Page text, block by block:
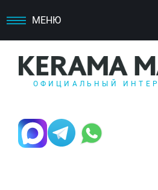
МЕНЮ
ОФИЦИАЛЬНЫЙ